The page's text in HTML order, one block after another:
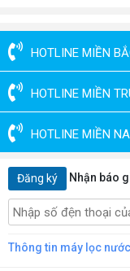
HOTLINE MIỀN
HOTLINE MIỀN
HOTLINE MIỀN
Đăng ký Nhận báo
Thông tin máy lọc